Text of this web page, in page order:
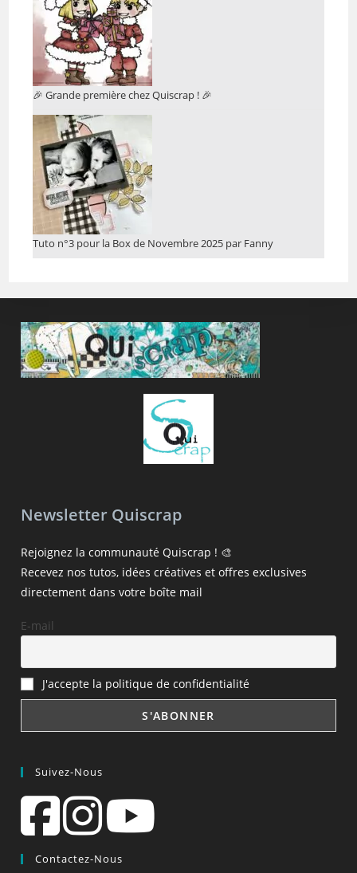
🎉 Grande première chez Quiscrap ! 🎉
Tuto n°3 pour la Box de Novembre 2025 par Fanny
Newsletter Quiscrap
Rejoignez la communauté Quiscrap ! 🎨
Recevez nos tutos, idées créatives et offres exclusives
directement dans votre boîte mail
E-mail
J'accepte la politique de confidentialité
Suivez-Nous
Contactez-Nous